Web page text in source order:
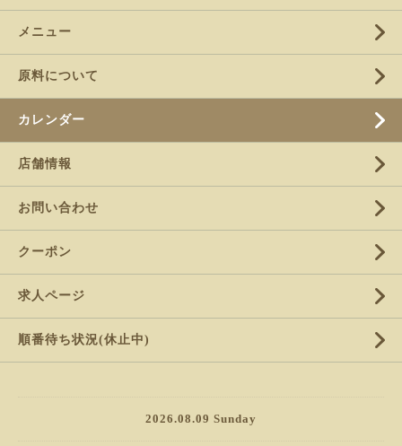
メニュー
原料について
カレンダー
店舗情報
お問い合わせ
クーポン
求人ページ
順番待ち状況(休止中)
2026.08.09 Sunday